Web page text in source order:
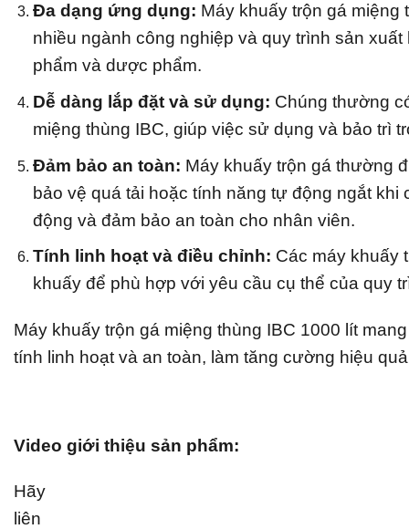
Đa dạng ứng dụng: Máy khuấy trộn gá
nhiều ngành công nghiệp và quy trình sản
phẩm và dược phẩm.
Dễ dàng lắp đặt và sử dụng: Chúng thường
miệng thùng IBC, giúp việc sử dụng và bảo trì
Đảm bảo an toàn: Máy khuấy trộn gá thường
bảo vệ quá tải hoặc tính năng tự động ngắt khi
động và đảm bảo an toàn cho nhân viên.
Tính linh hoạt và điều chỉnh: Các máy khuấy
khuấy để phù hợp với yêu cầu cụ thể của quy
Máy khuấy trộn gá miệng thùng IBC 1000 lít
tính linh hoạt và an toàn, làm tăng cường hiệu
Video giới thiệu sản phẩm:
Hãy
liên